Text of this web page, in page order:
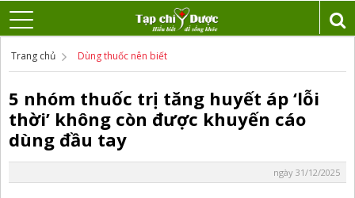
Trang chủ Dùng thuốc nên biết
5 nhóm thuốc trị tăng huyết áp ‘lỗi
thời’ không còn được khuyến cáo
dùng đầu tay
ngày 31/12/2025